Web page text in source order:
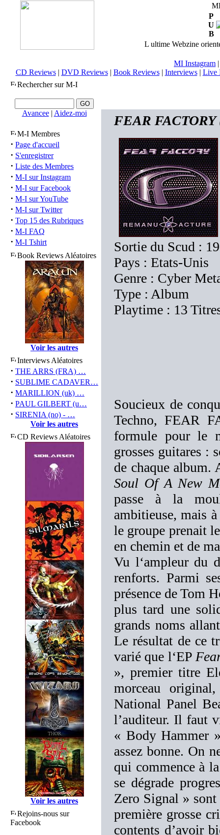
P
U
B
L ultime Webzine
MI Instagram
CD Reviews| DVD Reviews| Book Reviews| Interviews| Live
Rechercher sur M-I
Avancee| Aidez-moi
M-I Membres
· Page d'accueil
· S'enregistrer
· Liste des Membres
· M-I sur Instagram
· M-I sur Facebook
· M-I sur YouTube
· M-I sur Twitter
· Top 15 des Rubriques
· M-I FAQ
· M-I Tshirt
Book Reviews Aléatoires
Voir les autres
Interviews Aléatoires
· THE ARRS (FRA) …
· SUBLIME CADAVER…
· MARILLION (uk) …
· PAUL GILBERT (u…
· SIRENIA (no) - …
Voir les autres
CD Reviews Aléatoires
Voir les autres
Rejoins-nous sur
Facebook
FEAR FACTORY
Sortie du Scud :
Pays : Etats-Unis
Genre : Cyber
Type : Album
Playtime : 13
Soucieux de
Techno, FEAR
formule pour le
grosses guitares :
de chaque album.
Soul Of A New
passe à la
ambitieuse, mais
le groupe prenait
en chemin et de
Vu l‘ampleur du
renforts. Parmi
présence de Tom
plus tard une
grands noms
Le résultat de ce
varié que l‘EP
», premier titre
morceau
National Panel
l’auditeur. Il faut
« Body Hammer
assez bonne. On
qui commence à
se dégrade
Zero Signal »
première grosse
contents d’avoir